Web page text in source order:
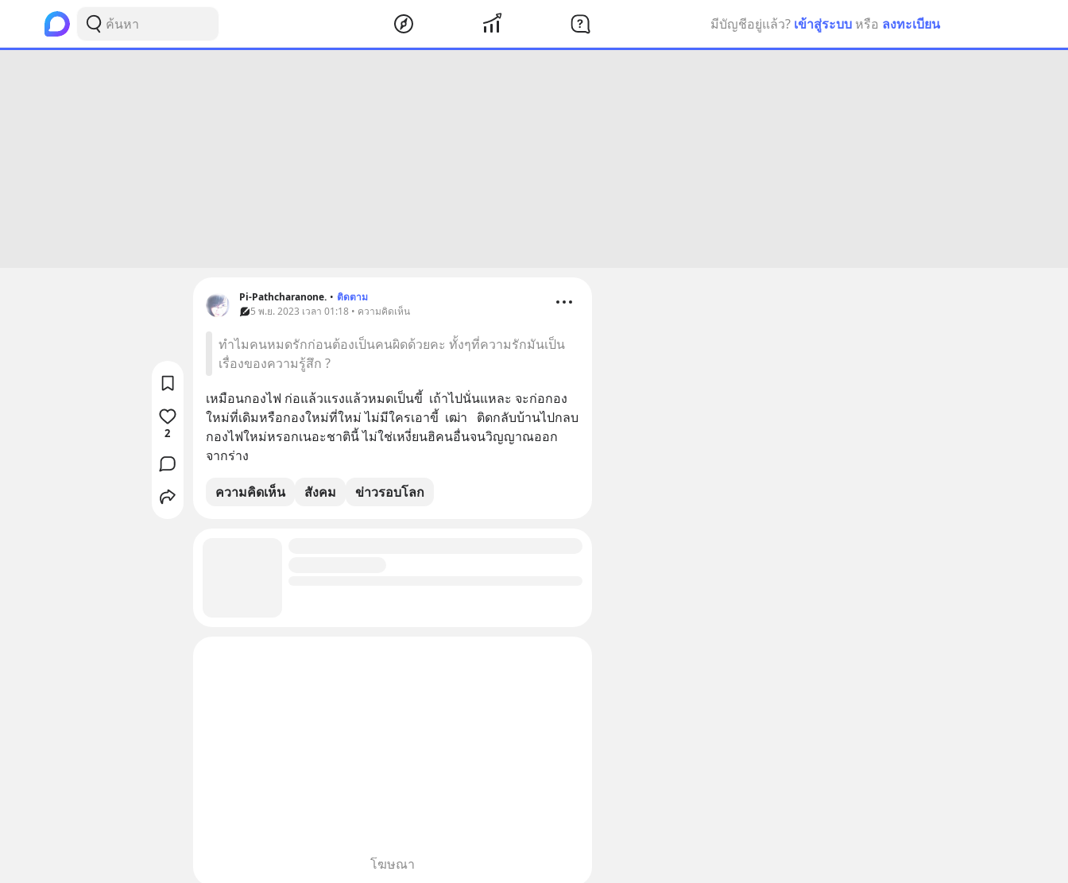
มีบัญชีอยู่แล้ว? เข้าสู่ระบบ หรือ ลงทะเบียน
Pi-Pathcharanone. • ติดตาม
5 พ.ย. 2023 เวลา 01:18 • ความคิดเห็น
ทำไมคนหมดรักก่อนต้องเป็นคนผิดด้วยคะ ทั้งๆที่ความรักมันเป็น
เรื่องของความรู้สึก ?
เหมือนกองไฟ ก่อแล้วแรงแล้วหมดเป็นขี้  เถ้าไปนั่นแหละ จะก่อกอง
ใหม่ที่เดิมหรือกองใหม่ที่ใหม่ ไม่มีใครเอาขี้  เฒ่า   ติดกลับบ้านไปกลบ
กองไฟใหม่หรอกเนอะชาตินี้ ไม่ใช่เหงี่ยนฮิคนอื่นจนวิญญาณออก
จากร่าง
ความคิดเห็น สังคม ข่าวรอบโลก
2
โฆษณา